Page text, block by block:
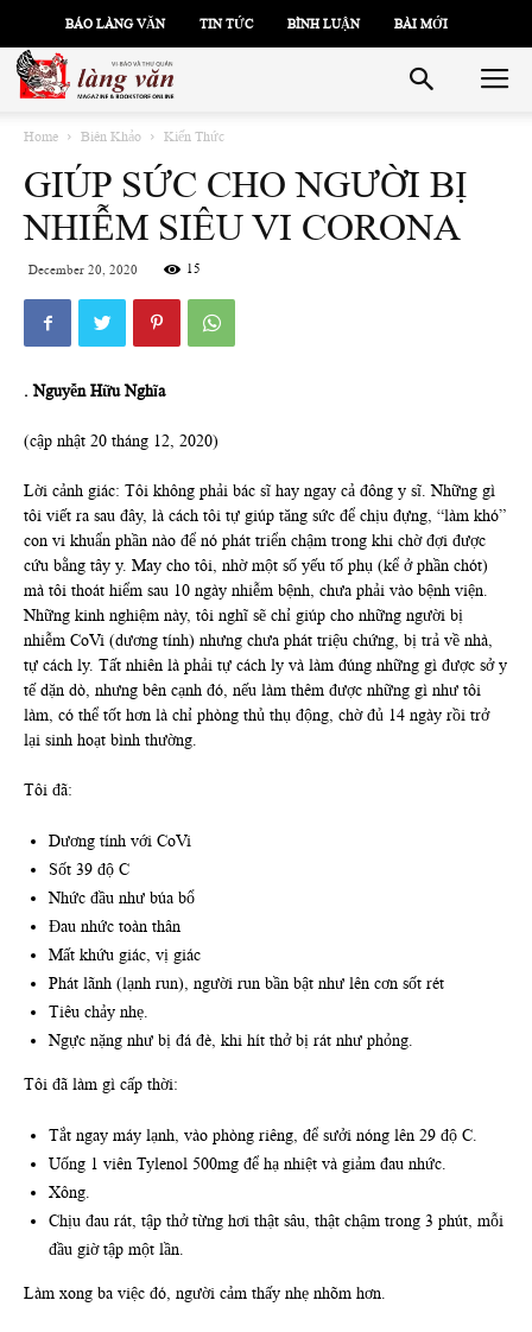
BÁO LÀNG VĂN TIN TỨC BÌNH LUẬN BÀI MỚI
Home Biên Khảo Kiến Thức
GIÚP SỨC CHO NGƯỜI BỊ
NHIỄM SIÊU VI CORONA
December 20, 2020 15
. Nguyễn Hữu Nghĩa
(cập nhật 20 tháng 12, 2020)
Lời cảnh giác: Tôi không phải bác sĩ hay ngay cả đông y sĩ. Những gì
tôi viết ra sau đây, là cách tôi tự giúp tăng sức để chịu đựng, “làm khó”
con vi khuẩn phần nào để nó phát triển chậm trong khi chờ đợi được
cứu bằng tây y. May cho tôi, nhờ một số yếu tố phụ (kể ở phần chót)
mà tôi thoát hiểm sau 10 ngày nhiễm bệnh, chưa phải vào bệnh viện.
Những kinh nghiệm này, tôi nghĩ sẽ chỉ giúp cho những người bị
nhiễm CoVi (dương tính) nhưng chưa phát triệu chứng, bị trả về nhà,
tự cách ly. Tất nhiên là phải tự cách ly và làm đúng những gì được sở y
tế dặn dò, nhưng bên cạnh đó, nếu làm thêm được những gì như tôi
làm, có thể tốt hơn là chỉ phòng thủ thụ động, chờ đủ 14 ngày rồi trở
lại sinh hoạt bình thường.
Tôi đã:
Dương tính với CoVi
Sốt 39 độ C
Nhức đầu như búa bổ
Đau nhức toàn thân
Mất khứu giác, vị giác
Phát lãnh (lạnh run), người run bần bật như lên cơn sốt rét
Tiêu chảy nhẹ.
Ngực nặng như bị đá đè, khi hít thở bị rát như phỏng.
Tôi đã làm gì cấp thời:
Tắt ngay máy lạnh, vào phòng riêng, để sưởi nóng lên 29 độ C.
Uống 1 viên Tylenol 500mg để hạ nhiệt và giảm đau nhức.
Xông.
Chịu đau rát, tập thở từng hơi thật sâu, thật chậm trong 3 phút, mỗi
đầu giờ tập một lần.
Làm xong ba việc đó, người cảm thấy nhẹ nhõm hơn.